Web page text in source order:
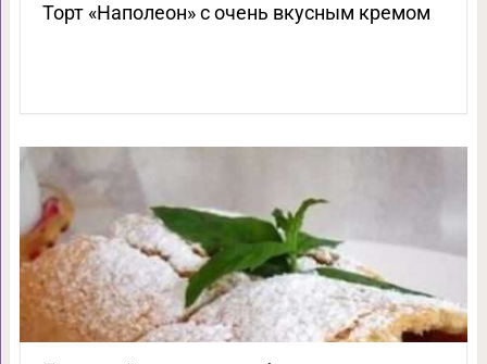
Торт «Наполеон» с очень вкусным кремом